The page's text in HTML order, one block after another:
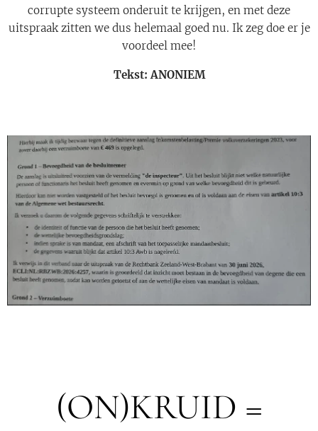
corrupte systeem onderuit te krijgen, en met deze
uitspraak zitten we dus helemaal goed nu. Ik zeg doe er je
voordeel mee!
Tekst: ANONIEM
(ON)KRUID =